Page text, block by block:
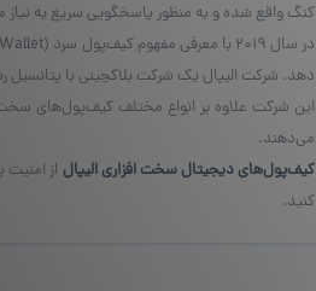
کنگ واقع شده و به منظور پاسخگویی سریع به نیاز
دهد. شرکت الیپال یک شرکت بلاکچینی با پتانسیل
این شرکت علاوه بر انواع مختلف کیف‌پول‌های سخت
می‌دهند.
کیف‌پول‌های دیجیتال سخت افزاری الیپال از
کنید.